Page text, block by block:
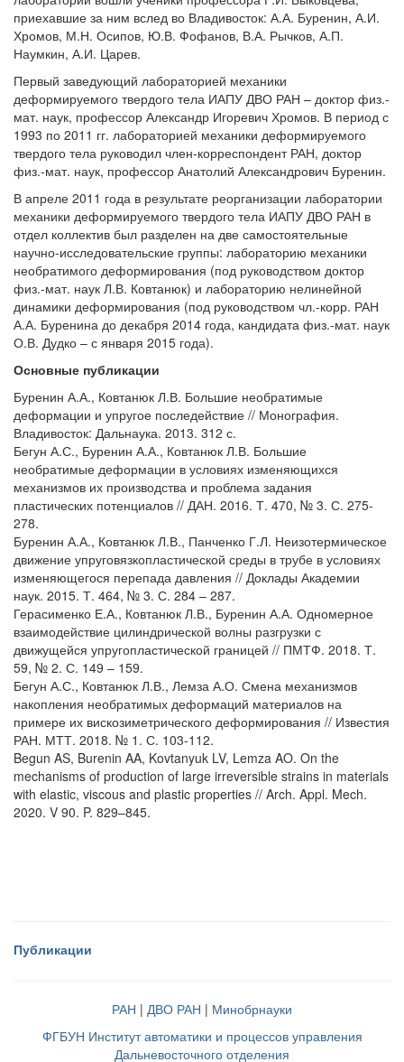
приехавшие за ним вслед во Владивосток: А.А. Буренин, А.И.
Хромов, М.Н. Осипов, Ю.В. Фофанов, В.А. Рычков, А.П.
Наумкин, А.И. Царев.
Первый заведующий лабораторией механики
деформируемого твердого тела ИАПУ ДВО РАН – доктор физ.-
мат. наук, профессор Александр Игоревич Хромов. В период с
1993 по 2011 гг. лабораторией механики деформируемого
твердого тела руководил член-корреспондент РАН, доктор
физ.-мат. наук, профессор Анатолий Александрович Буренин.
В апреле 2011 года в результате реорганизации лаборатории
механики деформируемого твердого тела ИАПУ ДВО РАН в
отдел коллектив был разделен на две самостоятельные
научно-исследовательские группы: лабораторию механики
необратимого деформирования (под руководством доктор
физ.-мат. наук Л.В. Ковтанюк) и лабораторию нелинейной
динамики деформирования (под руководством чл.-корр. РАН
А.А. Буренина до декабря 2014 года, кандидата физ.-мат. наук
О.В. Дудко – с января 2015 года).
Основные публикации
Буренин А.А., Ковтанюк Л.В. Большие необратимые
деформации и упругое последействие // Монография.
Владивосток: Дальнаука. 2013. 312 с.
Бегун А.С., Буренин А.А., Ковтанюк Л.В. Большие
необратимые деформации в условиях изменяющихся
механизмов их производства и проблема задания
пластических потенциалов // ДАН. 2016. Т. 470, № 3. С. 275-
278.
Буренин А.А., Ковтанюк Л.В., Панченко Г.Л. Неизотермическое
движение упруговязкопластической среды в трубе в условиях
изменяющегося перепада давления // Доклады Академии
наук. 2015. Т. 464, № 3. С. 284 – 287.
Герасименко Е.А., Ковтанюк Л.В., Буренин А.А. Одномерное
взаимодействие цилиндрической волны разгрузки с
движущейся упругопластической границей // ПМТФ. 2018. Т.
59, № 2. С. 149 – 159.
Бегун А.С., Ковтанюк Л.В., Лемза А.О. Смена механизмов
накопления необратимых деформаций материалов на
примере их вискозиметрического деформирования // Известия
РАН. МТТ. 2018. № 1. С. 103-112.
Begun AS, Burenin AA, Kovtanyuk LV, Lemza AO. On the
mechanisms of production of large irreversible strains in materials
with elastic, viscous and plastic properties // Arch. Appl. Mech.
2020. V 90. P. 829–845.
Публикации
РАН | ДВО РАН | Минобрнауки
ФГБУН Институт автоматики и процессов управления
Дальневосточного отделения